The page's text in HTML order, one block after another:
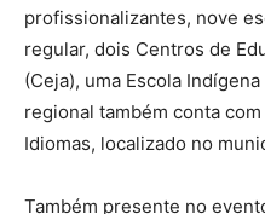
profissionalizantes, nove
regular, dois Centros de
(Ceja), uma Escola
regional também conta
Idiomas, localizado no
Também presente no